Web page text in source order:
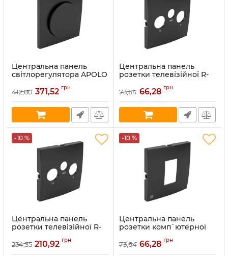
Центральна панель
світлорегулятора APOLO
(50721 TPM)
Артикул:50721 TPM
В наявності:
412,80 371,52 грн
Центральна панель
розетки телевізійної R-
Чорний глянець (50775
Артикул:50775 TPT
В наявності:
73,64 66,28 грн
-10 %
Центральна панель
розетки телевізійної R-
Чорний матовий (50775
234,35 210,92 грн
-10 %
Центральна панель
розетки комп`ютерної
Чорний глянець (50751
73,64 66,28 грн